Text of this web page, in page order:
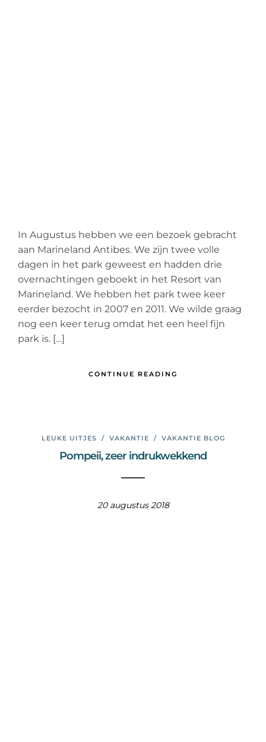
In Augustus hebben we een bezoek gebracht
aan Marineland Antibes. We zijn twee volle
dagen in het park geweest en hadden drie
overnachtingen geboekt in het Resort van
Marineland. We hebben het park twee keer
eerder bezocht in 2007 en 2011. We wilde graag
nog een keer terug omdat het een heel fijn
park is. […]
CONTINUE READING
LEUKE UITJES / VAKANTIE / VAKANTIE BLOG
Pompeii, zeer indrukwekkend
20 augustus 2018